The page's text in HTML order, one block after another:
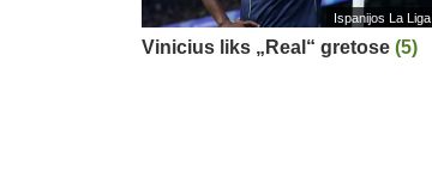
Ispanijos La Liga
Vinicius liks „Real“ gretose (5)